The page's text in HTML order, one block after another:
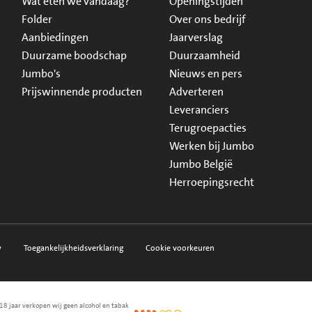
Folder
Aanbiedingen
Duurzame boodschap
Jumbo's
Prijswinnende producten
Over ons bedrijf
Jaarverslag
Duurzaamheid
Nieuws en pers
Adverteren
Leveranciers
Terugroepacties
Werken bij Jumbo
Jumbo België
Herroepingsrecht
Toegankelijkheidsverklaring Cookie voorkeuren
jaar verkopen wij geen alcohol en tabak